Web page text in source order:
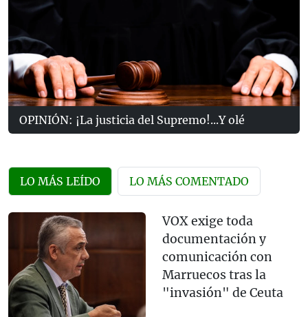
OPINIÓN: ¡La justicia del Supremo!...Y olé
LO MÁS LEÍDO LO MÁS COMENTADO
VOX exige toda
documentación y
comunicación con
Marruecos tras la
"invasión" de Ceuta